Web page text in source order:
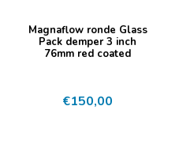
Magnaflow ronde Glass
Pack demper 3 inch
76mm red coated
€150,00